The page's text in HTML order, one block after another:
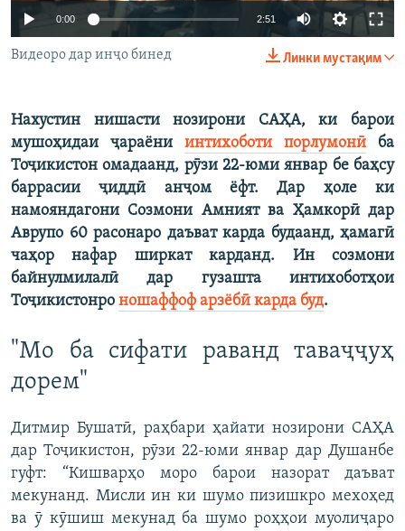
Auto 240p 360p 480p
720p 1080p
0:00 2:51 Auto
720p
1080p
Линки мустақим
Видеоро дар инҷо бинед
Нахустин нишасти нозирони САҲА, ки барои
мушоҳидаи ҷараёни интихоботи порлумонӣ ба
Тоҷикистон омадаанд, рӯзи 22-юми январ бе баҳсу
баррасии ҷиддӣ анҷом ёфт. Дар ҳоле ки
намояндагони Созмони Амният ва Ҳамкорӣ дар
Аврупо 60 расонаро даъват карда будаанд, ҳамагӣ
чаҳор нафар ширкат карданд. Ин созмони
байнулмилалӣ дар гузашта интихоботҳои
Тоҷикистонро ношаффоф арзёбӣ карда буд.
"Мо ба сифати раванд таваҷҷуҳ
дорем"
Дитмир Бушатӣ, раҳбари ҳайати нозирони САҲА
дар Тоҷикистон, рӯзи 22-юми январ дар Душанбе
гуфт: “Кишварҳо моро барои назорат даъват
мекунанд. Мисли ин ки шумо пизишкро мехоҳед
ва ӯ кӯшиш мекунад ба шумо роҳҳои муолиҷаро